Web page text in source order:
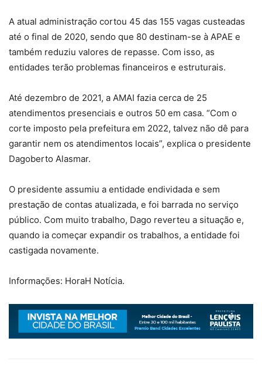
A atual administração cortou 45 das 155 vagas custeadas
até o final de 2020, sendo que 80 destinam-se à APAE e
também reduziu valores de repasse. Com isso, as
entidades terão problemas financeiros e estruturais.
Até dezembro de 2021, a AMAI fazia cerca de 25
atendimentos presenciais e outros 50 em casa. “Com o
corte imposto pela prefeitura em 2022, talvez não dê para
garantir nem os atendimentos locais”, explica o presidente
Dagoberto Alasmar.
O presidente assumiu a entidade endividada e sem
prestação de contas atualizada, e foi barrada no serviço
público. Com muito trabalho, Dago reverteu a situação e,
quando ia começar expandir os trabalhos, a entidade foi
castigada novamente.
Informações: HoraH Notícia.